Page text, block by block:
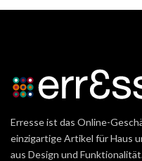
Erresse ist das Online-
einzigartige Artikel für Haus
aus Design und